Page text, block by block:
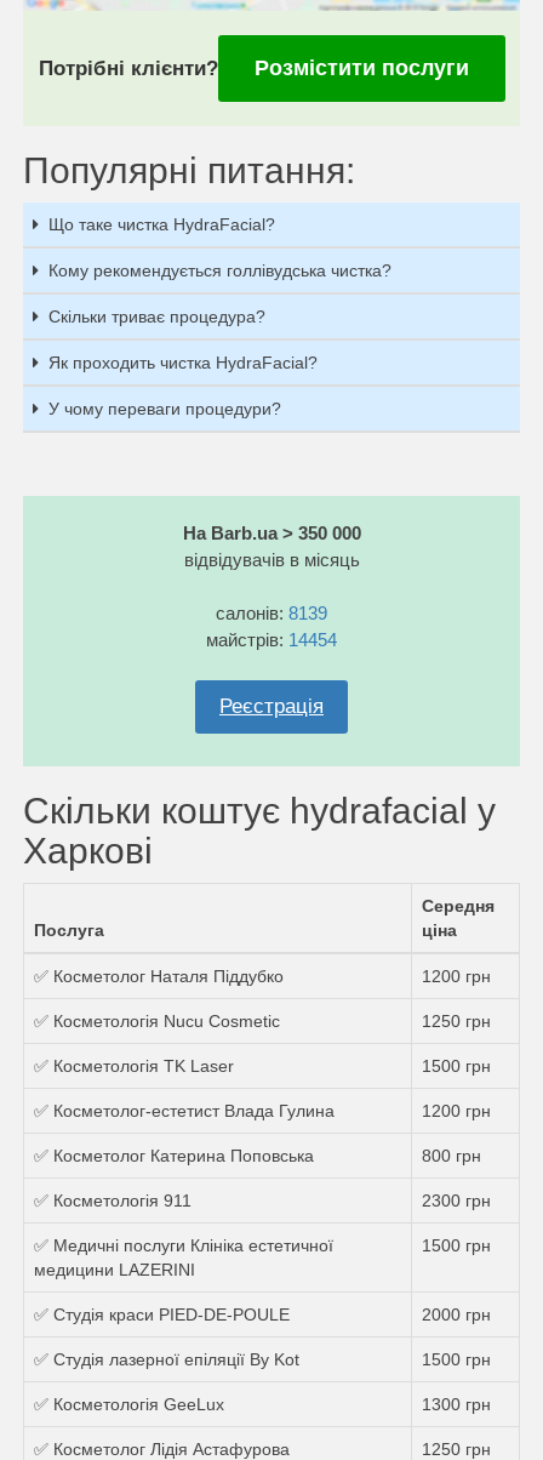
Потрібні клієнти? Розмістити послуги
Популярні питання:
Що таке чистка HydraFacial?
Кому рекомендується голлівудська чистка?
Скільки триває процедура?
Як проходить чистка HydraFacial?
У чому переваги процедури?
На Barb.ua > 350 000
відвідувачів в місяць
салонів: 8139
майстрів: 14454
Реєстрація
Скільки коштує hydrafacial у
Харкові
Послуга
Середня
ціна
✅ Косметолог Наталя Піддубко 1200 грн
✅ Косметологія Nucu Cosmetic 1250 грн
✅ Косметологія TK Laser 1500 грн
✅ Косметолог-естетист Влада Гулина 1200 грн
✅ Косметолог Катерина Поповська 800 грн
✅ Косметологія 911 2300 грн
✅ Медичні послуги Клініка естетичної
медицини LAZERINI
1500 грн
✅ Студія краси PIED-DE-POULE 2000 грн
✅ Студія лазерної епіляції By Kot 1500 грн
✅ Косметологія GeeLux 1300 грн
✅ Косметолог Лідія Астафурова 1250 грн